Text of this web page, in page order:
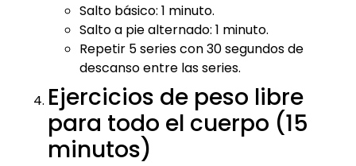
Salto básico: 1 minuto.
Salto a pie alternado: 1 minuto.
Repetir 5 series con 30 segundos de
descanso entre las series.
Ejercicios de peso libre
para todo el cuerpo (15
minutos)